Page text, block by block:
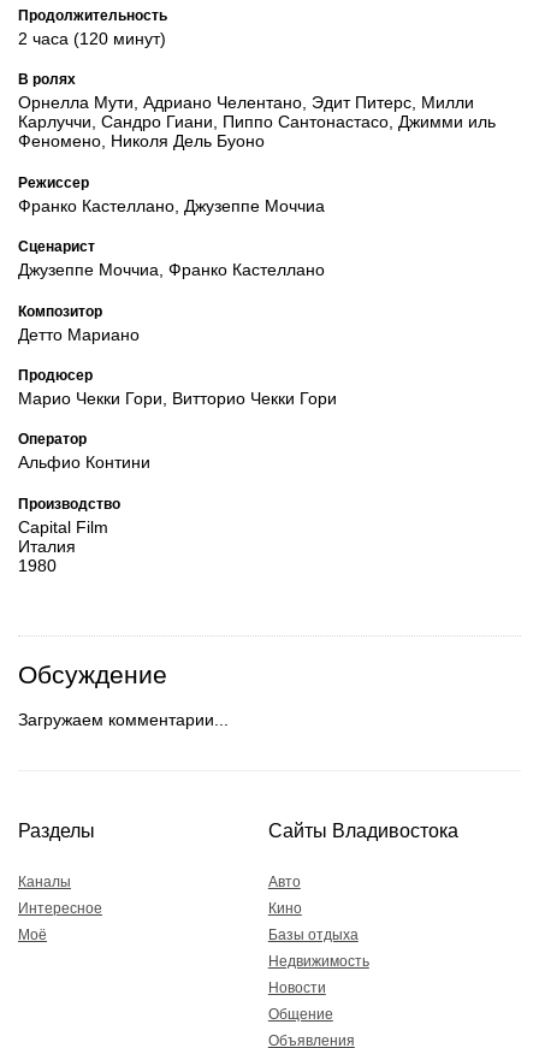
Продолжительность
2 часа (120 минут)
В ролях
Орнелла Мути, Адриано Челентано, Эдит Питерс, Милли
Карлуччи, Сандро Гиани, Пиппо Сантонастасо, Джимми иль
Феномено, Николя Дель Буоно
Режиссер
Франко Кастеллано, Джузеппе Моччиа
Сценарист
Джузеппе Моччиа, Франко Кастеллано
Композитор
Детто Мариано
Продюсер
Марио Чекки Гори, Витторио Чекки Гори
Оператор
Альфио Контини
Производство
Capital Film
Италия
1980
Обсуждение
Загружаем комментарии...
Разделы
Каналы
Интересное
Моё
Сайты Владивостока
Авто
Кино
Базы отдыха
Недвижимость
Новости
Общение
Объявления